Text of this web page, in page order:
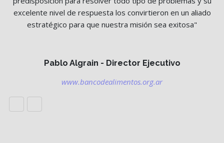
excelente nivel de respuesta los convirtieron en un aliado
estratégico para que nuestra misión sea exitosa"
Pablo Algrain - Director Ejecutivo
www.bancodealimentos.org.ar